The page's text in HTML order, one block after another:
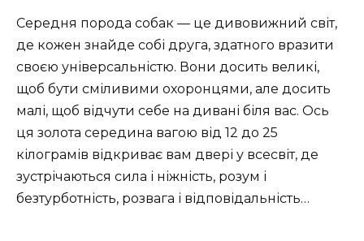
Середня порода собак — це дивовижний світ,
де кожен знайде собі друга, здатного вразити
своєю універсальністю. Вони досить великі,
щоб бути сміливими охоронцями, але досить
малі, щоб відчути себе на дивані біля вас. Ось
ця золота середина вагою від 12 до 25
кілограмів відкриває вам двері у всесвіт, де
зустрічаються сила і ніжність, розум і
безтурботність, розвага і відповідальність…